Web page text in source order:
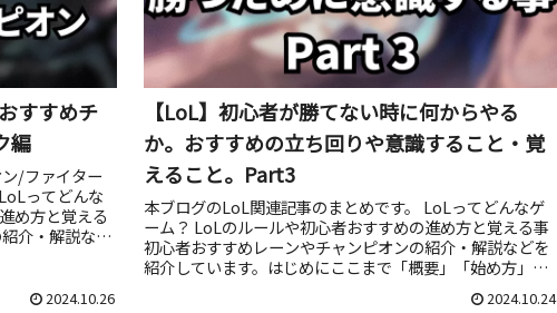
すすめチ
編
/ファイター
ってどんな
め方と覚える
介・解説など
2024.10.26
【LoL】初心者が勝てない時に何からやる
か。おすすめの立ち回りや意識すること・覚
えること。Part3
本ブログのLoL関連記事のまとめです。 LoLってどんなゲ
ーム？ LoLのルールや初心者おすすめの進め方と覚える事
初心者おすすめレーンやチャンピオンの紹介・解説などを
紹介しています。はじめにここまで「概要」「始め方」
2024.10.24